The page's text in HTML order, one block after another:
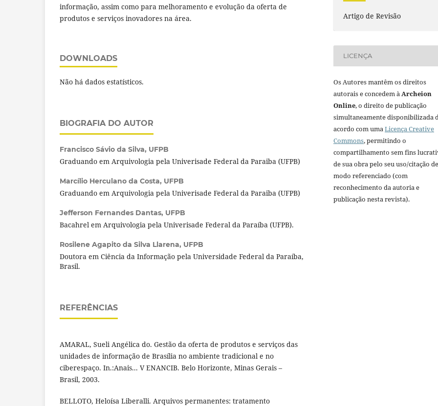
informação, assim como para melhoramento e evolução da oferta de
produtos e serviços inovadores na área.
DOWNLOADS
Não há dados estatísticos.
BIOGRAFIA DO AUTOR
Francisco Sávio da Silva, UFPB
Graduando em Arquivologia pela Univerisade Federal da Paraiba (UFPB)
Marcílio Herculano da Costa, UFPB
Graduando em Arquivologia pela Univerisade Federal da Paraiba (UFPB)
Jefferson Fernandes Dantas, UFPB
Bacahrel em Arquivologia pela Univerisade Federal da Paraíba (UFPB).
Rosilene Agapito da Silva Llarena, UFPB
Doutora em Ciência da Informação pela Universidade Federal da Paraíba,
Brasil.
REFERÊNCIAS
AMARAL, Sueli Angélica do. Gestão da oferta de produtos e serviços das
unidades de informação de Brasília no ambiente tradicional e no
ciberespaço. In.:Anais... V ENANCIB. Belo Horizonte, Minas Gerais –
Brasil, 2003.
BELLOTO, Heloísa Liberalli. Arquivos permanentes: tratamento
Artigo de Revisão
LICENÇA
Os Autores mantêm os direitos
autorais e concedem à Archeion
Online, o direito de publicação
simultaneamente disponibilizada
acordo com uma Licença Creative
Commons, permitindo o
compartilhamento sem fins
de sua obra pelo seu uso/citação de
modo referenciado (com
reconhecimento da autoria e
publicação nesta revista).